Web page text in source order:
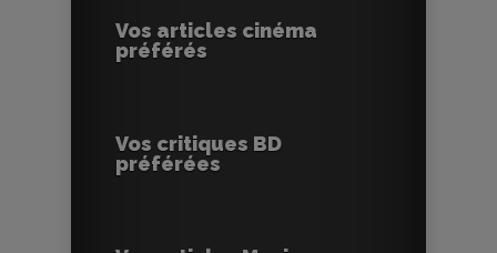
Vos articles cinéma
préférés
Vos critiques BD
préférées